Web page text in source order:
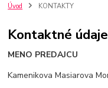
Úvod KONTAKTY
Kontaktné údaje
MENO PREDAJCU
Kamenikova Masiarova